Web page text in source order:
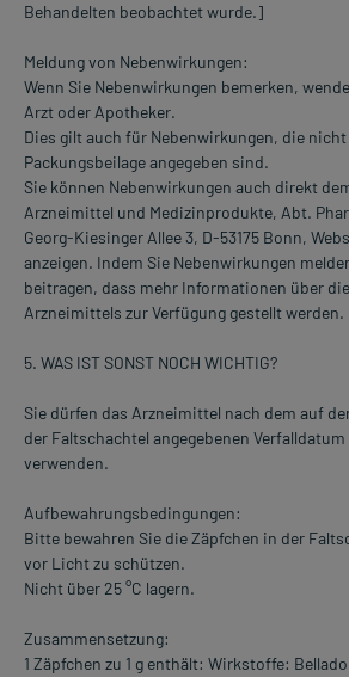
Behandelten beobachtet wurde.]
Meldung von Nebenwirkungen:
Wenn Sie Nebenwirkungen bemerken,
Arzt oder Apotheker.
Dies gilt auch für Nebenwirkungen, die
Packungsbeilage angegeben sind.
Sie können Nebenwirkungen auch direkt
Arzneimittel und Medizinprodukte, Abt.
Georg-Kiesinger Allee 3, D-53175 Bonn,
anzeigen. Indem Sie Nebenwirkungen
beitragen, dass mehr Informationen über
Arzneimittels zur Verfügung gestellt werden.
5. WAS IST SONST NOCH WICHTIG?
Sie dürfen das Arzneimittel nach dem auf
der Faltschachtel angegebenen
verwenden.
Aufbewahrungsbedingungen:
Bitte bewahren Sie die Zäpfchen in der
vor Licht zu schützen.
Nicht über 25 °C lagern.
Zusammensetzung:
1 Zäpfchen zu 1 g enthält: Wirkstoffe: